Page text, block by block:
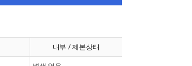
내부 / 제본상태